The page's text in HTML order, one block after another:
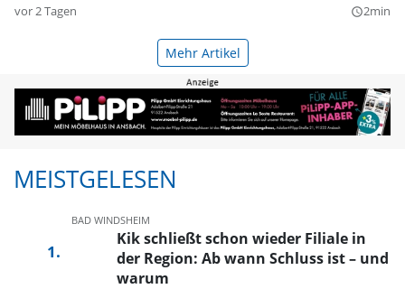
vor 2 Tagen query_builder2min
Mehr Artikel
MEISTGELESEN
BAD WINDSHEIM
Kik schließt schon wieder Filiale in
der Region: Ab wann Schluss ist – und
warum